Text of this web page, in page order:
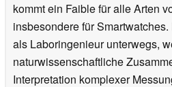
kommt ein Faible für alle Arten
insbesondere für
als Laboringenieur unterwegs,
naturwissenschaftliche
Interpretation komplexer